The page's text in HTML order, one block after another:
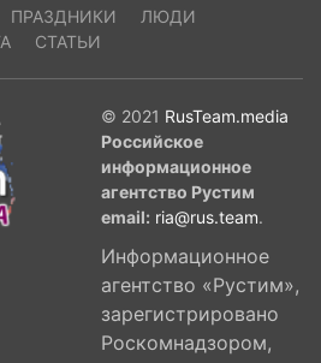
ПРАЗДНИКИ
ЛЮДИ
СТАТЬИ
© 2021 RusTeam.media
Российское
информационное
агентство Рустим
email: ria@rus.team.
Информационное
агентство «Рустим»,
зарегистрировано
Роскомнадзором,